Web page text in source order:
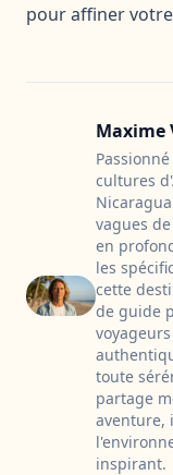
pour affiner
Maxime
cultures
vagues
en
les
cette
de guide
toute
partage
aventure,
inspirant.